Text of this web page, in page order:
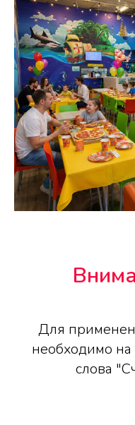
Для
необходимо на
слова